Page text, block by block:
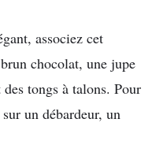
associez cet
chocolat, une jupe
tongs à talons. Pour
un débardeur, un